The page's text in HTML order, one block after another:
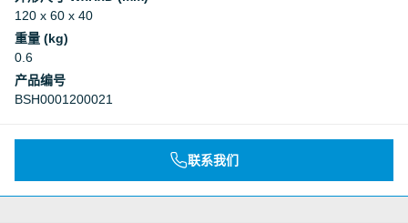
120 x 60 x 40
重量 (kg)
0.6
产品编号
BSH0001200021
联系我们